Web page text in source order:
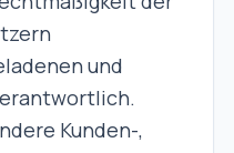
und
Kunden-,